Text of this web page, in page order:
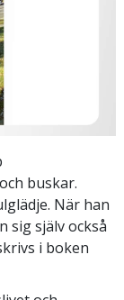
buskar.
När han
sig själv också
i boken